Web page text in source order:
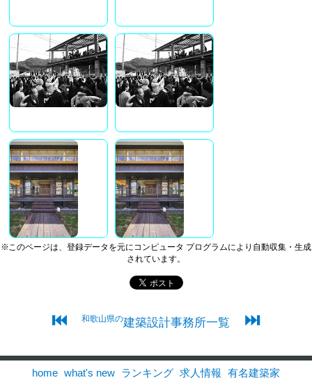
※このページは、登録データを元にコンピュータ プログラムにより自動収集・生成
されています。
⏮ 和歌山県の建築設計事務所一覧 ⏭
home what's new ランキング 求人情報 有名建築家